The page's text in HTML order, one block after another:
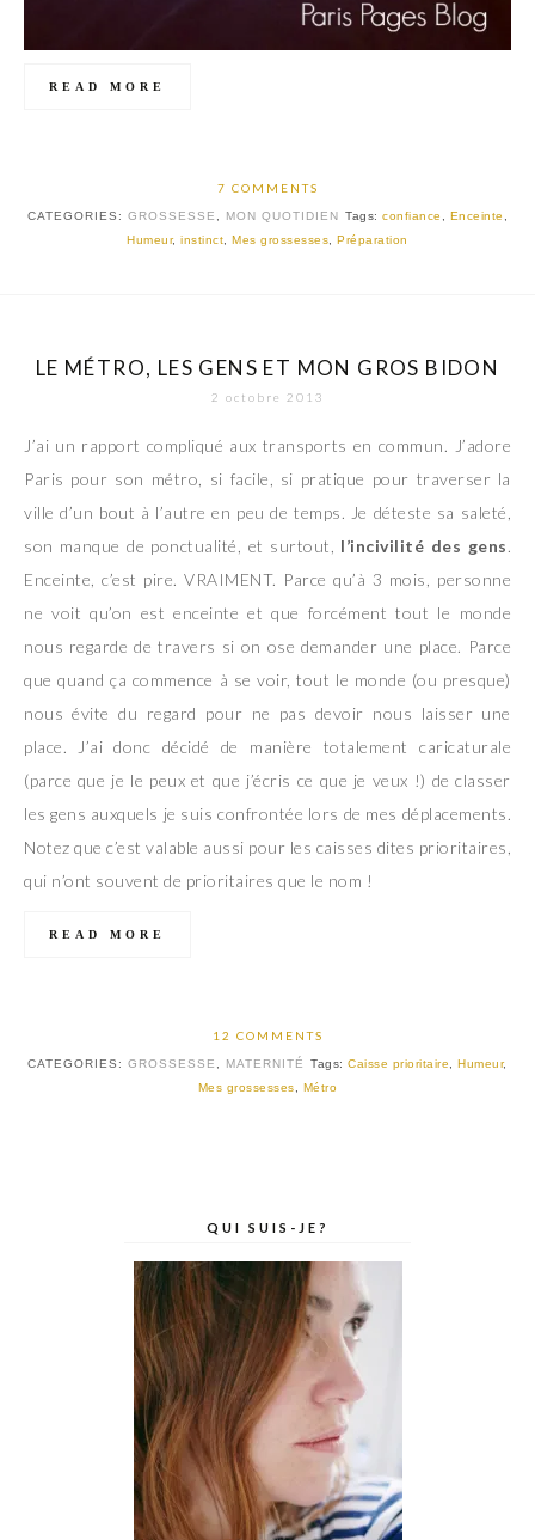
READ MORE
7 COMMENTS
CATEGORIES: GROSSESSE MON QUOTIDIEN Tags: confiance Enceinte
Humeur,instinct ,Mes grossesses ,Préparation
LE MÉTRO, LES GENS ET MON GROS BIDON
2 octobre 2013
J’ai un rapport compliqué aux transports en commun. J’adore
Paris pour son métro, si facile, si pratique pour traverser la
ville d’un bout à l’autre en peu de temps. Je déteste sa saleté,
son manque de ponctualité, et surtout, l’incivilité des gens.
Enceinte, c’est pire. VRAIMENT. Parce qu’à 3 mois, personne
ne voit qu’on est enceinte et que forcément tout le monde
nous regarde de travers si on ose demander une place. Parce
que quand ça commence à se voir, tout le monde (ou presque)
nous évite du regard pour ne pas devoir nous laisser une
place. J’ai donc décidé de manière totalement caricaturale
(parce que je le peux et que j’écris ce que je veux !) de classer
les gens auxquels je suis confrontée lors de mes déplacements.
Notez que c’est valable aussi pour les caisses dites prioritaires,
qui n’ont souvent de prioritaires que le nom !
READ MORE
12 COMMENTS
CATEGORIES:GROSSESSE MATERNITÉ Tags:Caisse prioritaire ,Humeur,
Mes grossesses
Métro
QUI SUIS-JE?